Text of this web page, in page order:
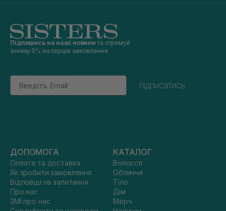
Підпишись на наші новини та отримуй
знижку 5% на перше замовлення
Email
підписатись
ДОПОМОГА
Оплата та доставка
Як зробити замовлення
Відповіді на запитання
Про нас
ЗМІ про нас
КАТАЛОГ
Волосся
Обличчя
Тіло
Дім
Мерч